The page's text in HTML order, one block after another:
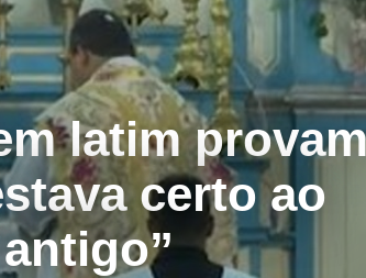
latim
certo ao